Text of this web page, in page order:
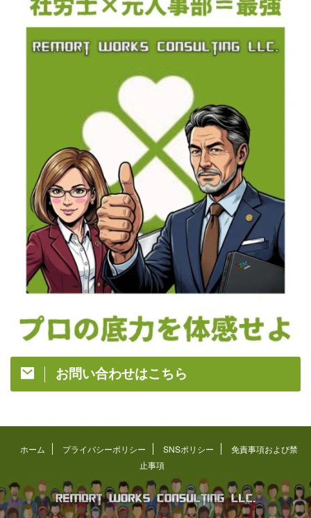
お問い合わせはこちら
ホーム プライバシーポリシー SNSポリシー
免責事項および禁
止事項